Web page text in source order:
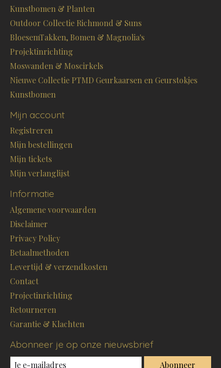
Kunstbomen & Planten
Outdoor Collectie Richmond & Suns
BloesemTakken, Bomen & Magnolia's
Projektinrichting
Moswanden & Moscirkels
Nieuwe Collectie PTMD Geurkaarsen en Geurstokjes
Kunstbomen
Mijn account
Registreren
Mijn bestellingen
Mijn tickets
Mijn verlanglijst
Informatie
Algemene voorwaarden
Disclaimer
Privacy Policy
Betaalmethoden
Levertijd & verzendkosten
Contact
Projectinrichting
Retourneren
Garantie & Klachten
Abonneer je op onze nieuwsbrief
Abonneer